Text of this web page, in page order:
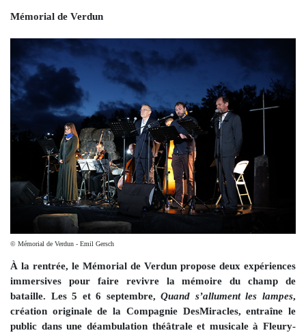
Mémorial de Verdun
© Mémorial de Verdun - Emil Gersch
À la rentrée, le Mémorial de Verdun propose deux expériences
immersives pour faire revivre la mémoire du champ de
bataille. Les 5 et 6 septembre,Quand s’allument les lampes,
création originale de la Compagnie DesMiracles, entraîne le
public dans une déambulation théâtrale et musicale à Fleury-